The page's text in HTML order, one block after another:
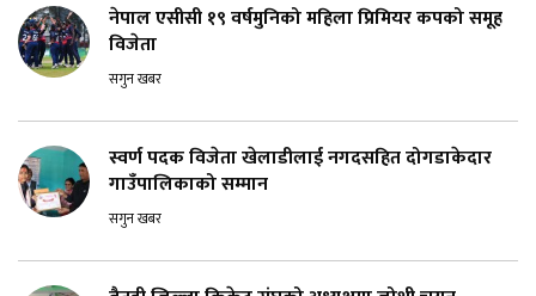
नेपाल एसीसी १९ वर्षमुनिको महिला प्रिमियर कपको समूह
विजेता
सगुन खबर
स्वर्ण पदक विजेता खेलाडीलाई नगदसहित दोगडाकेदार
गाउँपालिकाको सम्मान
सगुन खबर